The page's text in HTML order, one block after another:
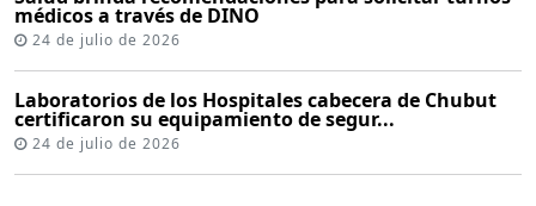
médicos a través de DINO
24 de julio de 2026
Laboratorios de los Hospitales cabecera de Chubut
certificaron su equipamiento de segur...
24 de julio de 2026